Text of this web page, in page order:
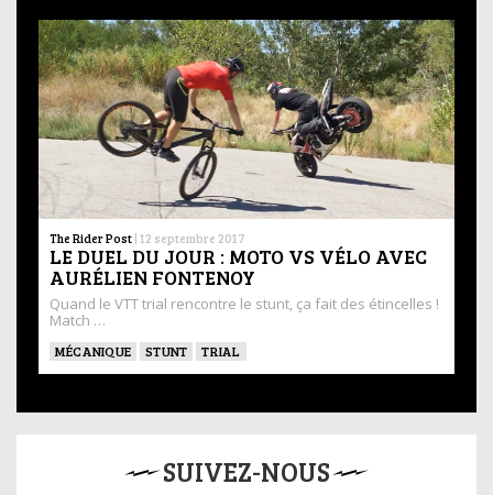
The Rider Post | 12 septembre 2017
LE DUEL DU JOUR : MOTO VS VÉLO AVEC
AURÉLIEN FONTENOY
Quand le VTT trial rencontre le stunt, ça fait des étincelles !
Match …
MÉCANIQUE STUNT TRIAL
SUIVEZ-NOUS